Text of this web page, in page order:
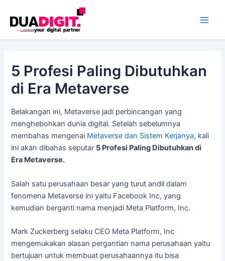
content
5 Profesi Paling Dibutuhkan
di Era Metaverse
Belakangan ini, Metaverse jadi perbincangan yang
menghebohkan dunia digital. Setelah sebelumnya
membahas mengenai Metaverse dan Sistem Kerjanya, kali
ini akan dibahas seputar 5 Profesi Paling Dibutuhkan di
Era Metaverse.
Salah satu perusahaan besar yang turut andil dalam
fenomena Metaverse ini yaitu Facebook Inc, yang
kemudian berganti nama menjadi Meta Platform, Inc.
Mark Zuckerberg selaku CEO Meta Platform, Inc
mengemukakan alasan pergantian nama perusahaan yaitu
bertujuan untuk membuat perusahaannya itu bisa